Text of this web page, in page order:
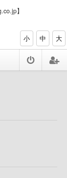
】
小 中 大